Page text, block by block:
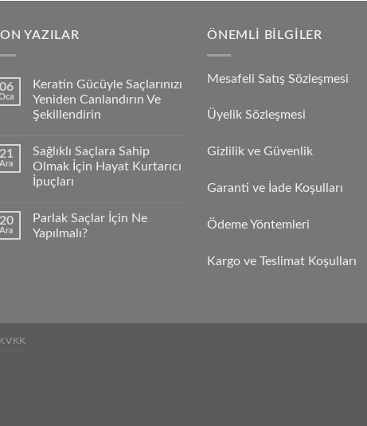
YAZILAR
06
Keratin Gücüyle Saçlarınızı
Yeniden Canlandırın Ve
Şekillendirin
21
Ara
Sağlıklı Saçlara Sahip
Olmak İçin Hayat Kurtarıcı
İpuçları
20
Ara
Parlak Saçlar İçin Ne
Yapılmalı?
ÖNEMLI BILGILER
Mesafeli Satış Sözleşmesi
Üyelik Sözleşmesi
Gizlilik ve Güvenlik
Garanti ve İade Koşulları
Ödeme Yöntemleri
Kargo ve Teslimat Koşulları
KVKK